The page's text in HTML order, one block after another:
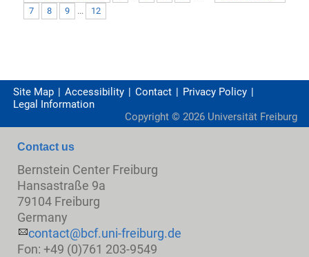
7
8 9 ... 12
Site Map Accessibility Contact
Privacy Policy
Legal Information
Copyright © 2026 Universität Freiburg
Contact us
Bernstein Center Freiburg
Hansastraße 9a
79104 Freiburg
Germany
contact@bcf.uni-freiburg.de
Fon: +49 (0)761 203-9549